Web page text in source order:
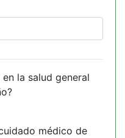
la salud general
médico de